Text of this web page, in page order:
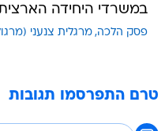
במשרדי היחידה
פסק הלכה מרגלית צנעני
טרם התפרסמו תגובות